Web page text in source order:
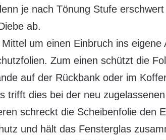
je nach Tönung Stufe
ab.
um einen Einbruch ins eigene
Zum einen schützt die
auf der Rückbank oder im
trifft dies bei der neu
schreckt die Scheibenfolie den
und hält das Fensterglas